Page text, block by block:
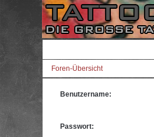
Foren-Übersicht
Benutzername:
Passwort: